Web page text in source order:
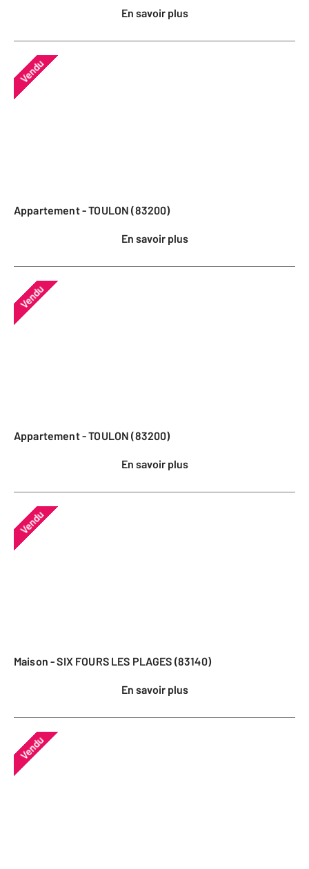
En savoir plus
Vendu
Appartement - TOULON (83200)
En savoir plus
Vendu
Appartement - TOULON (83200)
En savoir plus
Vendu
Maison - SIX FOURS LES PLAGES (83140)
En savoir plus
Vendu